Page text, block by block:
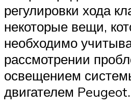
регулировки хода
некоторые вещи,
необходимо
рассмотрении
освещением
двигателем Peugeot.